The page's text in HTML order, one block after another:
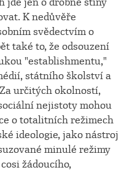
K nedůvěře
svědectvím o
také to, že odsouzení
"establishmentu,"
státního školství a
určitých okolností,
nejistoty mohou
o totalitních režimech
ideologie, jako nástroj
minulé režimy
žádoucího,